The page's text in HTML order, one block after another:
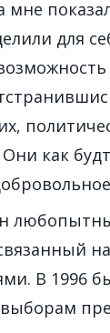
мне
для
как
В 1996